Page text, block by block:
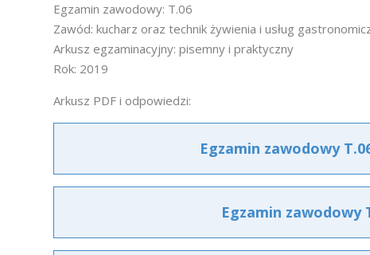
Egzamin zawodowy: T.06
Zawód: kucharz oraz technik żywienia i usług
Arkusz egzaminacyjny: pisemny i praktyczny
Rok: 2019
Arkusz PDF i odpowiedzi:
Egzamin zawodowy
Egzamin zawodowy